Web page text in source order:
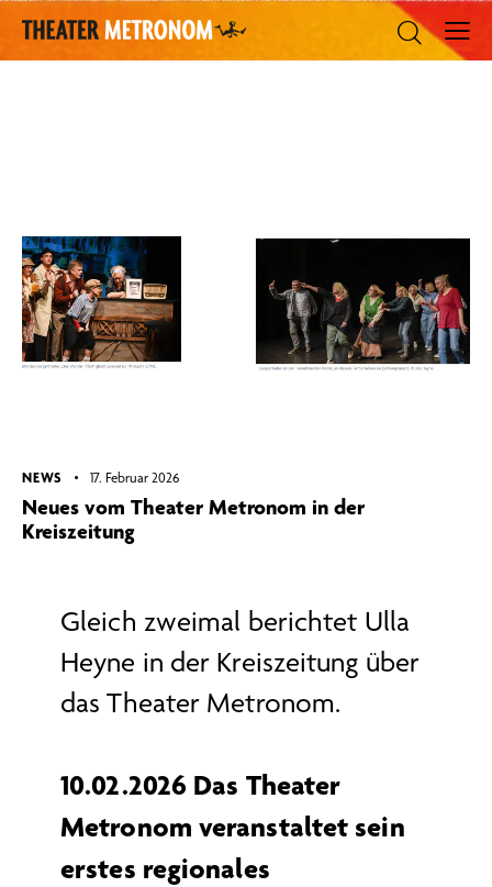
NEWS 17. Februar 2026
Neues vom Theater Metronom in der
Kreiszeitung
Gleich zweimal berichtet Ulla
Heyne in der Kreiszeitung über
das Theater Metronom.
10.02.2026 Das Theater
Metronom veranstaltet sein
erstes regionales